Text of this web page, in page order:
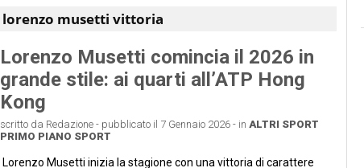
lorenzo musetti vittoria
Lorenzo Musetti comincia il 2026 in
grande stile: ai quarti all’ATP Hong
Kong
scritto da Redazione - pubblicato il 7 Gennaio 2026 - in ALTRI SPORT
PRIMO PIANO SPORT
Lorenzo Musetti inizia la stagione con una vittoria di carattere